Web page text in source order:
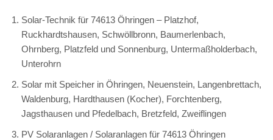
Solar-Technik für 74613 Öhringen – Platzhof,
Ruckhardtshausen, Schwöllbronn, Baumerlenbach,
Ohrnberg, Platzfeld und Sonnenburg, Untermaßholderbach,
Unterohrn
Solar mit Speicher in Öhringen, Neuenstein, Langenbrettach,
Waldenburg, Hardthausen (Kocher), Forchtenberg,
Jagsthausen und Pfedelbach, Bretzfeld, Zweiflingen
PV Solaranlagen / Solaranlagen für 74613 Öhringen